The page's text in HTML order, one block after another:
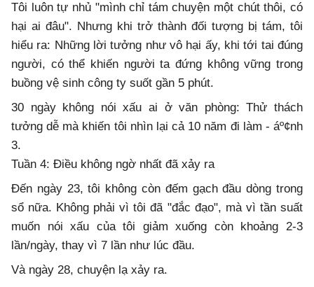
Tôi luôn tự nhủ "mình chỉ tám chuyện một chút thôi, có
hại ai đâu". Nhưng khi trở thành đối tượng bị tám, tôi
hiểu ra: Những lời tưởng như vô hại ấy, khi tới tai đúng
người, có thể khiến người ta đứng không vững trong
buồng vệ sinh công ty suốt gần 5 phút.
30 ngày không nói xấu ai ở văn phòng: Thử thách
tưởng dễ mà khiến tôi nhìn lại cả 10 năm đi làm - áº¢nh
3.
Tuần 4: Điều không ngờ nhất đã xảy ra
Đến ngày 23, tôi không còn đếm gạch đầu dòng trong
sổ nữa. Không phải vì tôi đã "đắc đạo", mà vì tần suất
muốn nói xấu của tôi giảm xuống còn khoảng 2-3
lần/ngày, thay vì 7 lần như lúc đầu.
Và ngày 28, chuyện lạ xảy ra.